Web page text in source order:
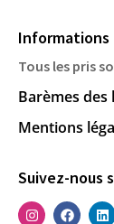
Informations
Tous les pris
Barèmes
Mentions
Suivez-nous